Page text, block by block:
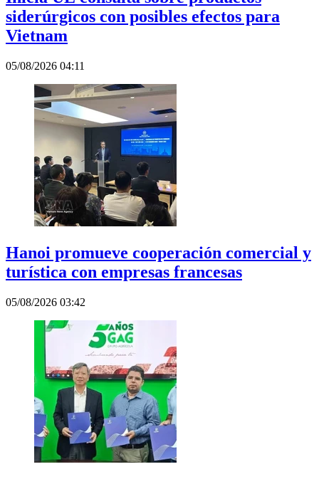
siderúrgicos con posibles efectos para
Vietnam
05/08/2026 04:11
Hanoi promueve cooperación comercial y
turística con empresas francesas
05/08/2026 03:42